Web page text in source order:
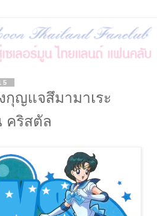
กุญแจสึมามาเระ
คริสตัล